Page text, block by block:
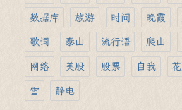
数据库 旅游 时间 晚霞
歌词 泰山 流行语 爬山
网络 美股 股票 自我
雪 静电